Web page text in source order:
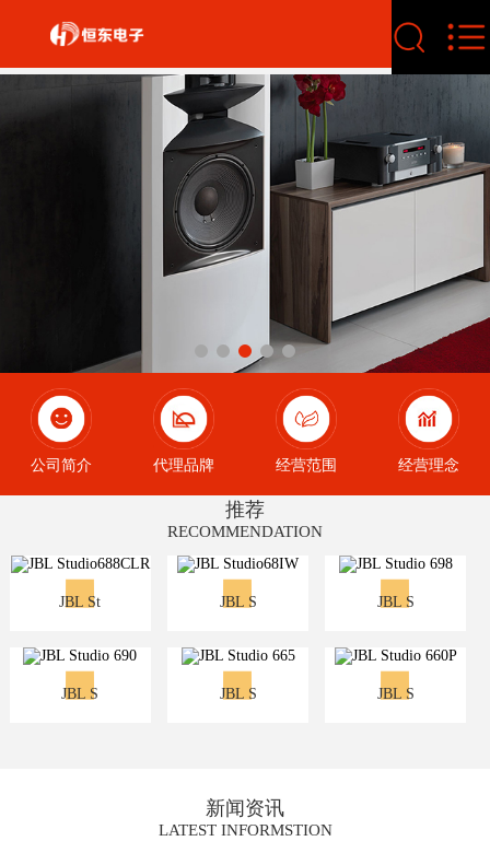
公司简介 代理品牌 经营范围 经营理念
推荐
RECOMMENDATION
JBL St JBL S JBL S
JBL S JBL S JBL S
新闻资讯
LATEST INFORMSTION